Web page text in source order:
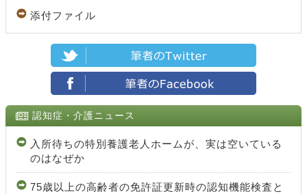
添付ファイル
認知症・介護ニュース
入所待ちの特別養護老人ホームが、実は空いている
のはなぜか
75歳以上の高齢者の免許証更新時の認知機能検査と